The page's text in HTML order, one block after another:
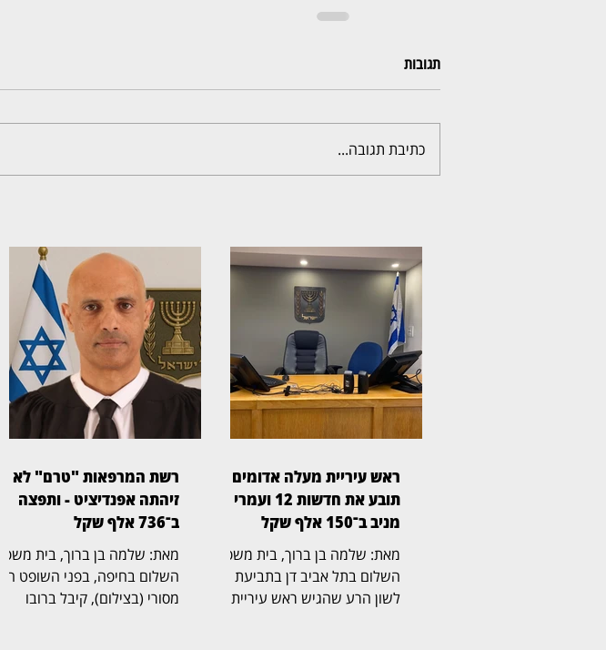
תגובות
כתיבת תגובה...
ראש עיריית מעלה אדומים
תובע את חדשות 12 ועמרי
מניב ב־150 אלף שקל
מאת: שלמה בן ברוך, בית משפט
השלום בתל אביב דן בתביעת
לשון הרע שהגיש ראש עיריית
רשת המרפאות "טרם" לא
זיהתה אפנדיציט - ותפצה
ב־736 אלף שקל
מאת: שלמה בן ברוך, בית משפט
השלום בחיפה, בפני השופט הדר
מסורי (בצילום), קיבל ברובו